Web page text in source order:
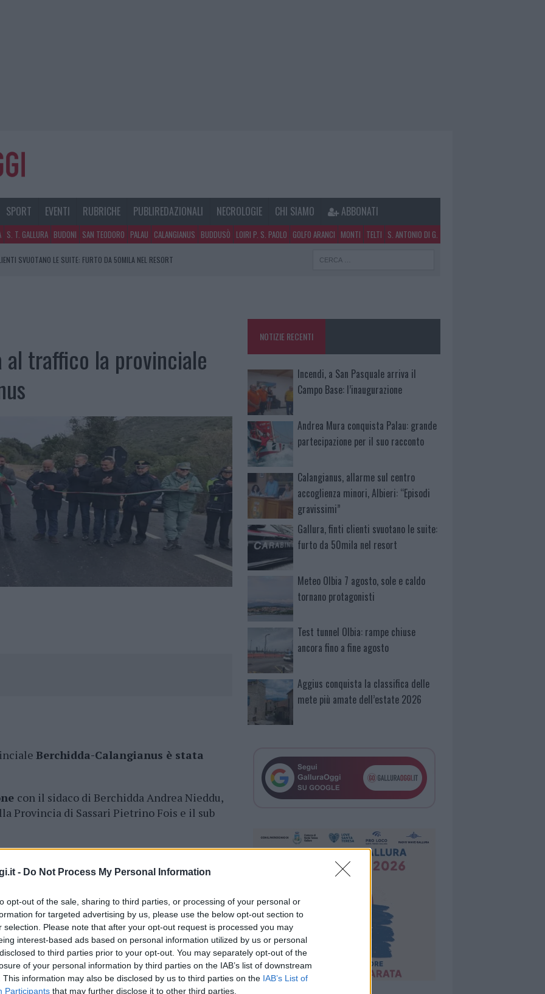
- Do Not Process My Personal Information
opt-out of the sale, sharing to third parties, or processing of your personal or
for targeted advertising by us, please use the below opt-out section to
selection. Please note that after your opt-out request is processed you may
interest-based ads based on personal information utilized by us or personal
to third parties prior to your opt-out. You may separately opt-out of the
of your personal information by third parties on the IAB’s list of downstream
This information may also be disclosed by us to third parties on the IAB’s List of
Participants that may further disclose it to other third parties.
SPORT EVENTI RUBRICHE PUBLIREDAZIONALI NECROLOGIE CHI SIAMO ABBONATI
S. T. GALLURA BUDONI SAN TEODORO PALAU CALANGIANUS BUDDUSÒ LOIRI P. S. PAOLO GOLFO ARANCI MONTI TELTI S. ANTONIO DI G.
SVUOTANO LE SUITE: FURTO DA 50MILA NEL RESORT
al traffico la provinciale
Berchidda-Calangianus è stata
con il sidaco di Berchidda Andrea Nieddu,
Provincia di Sassari Pietrino Fois e il sub
la Gallura
tutta la comunità.
cliccandoqui
NOTIZIE RECENTI
Incendi, a San Pasquale arriva il
Campo Base: l’inaugurazione
Andrea Mura conquista Palau: grande
partecipazione per il suo racconto
Calangianus, allarme sul centro
accoglienza minori, Albieri: “Episodi
gravissimi”
Gallura, finti clienti svuotano le suite:
furto da 50mila nel resort
Meteo Olbia 7 agosto, sole e caldo
tornano protagonisti
Test tunnel Olbia: rampe chiuse
ancora fino a fine agosto
Aggius conquista la classifica delle
mete più amate dell’estate 2026